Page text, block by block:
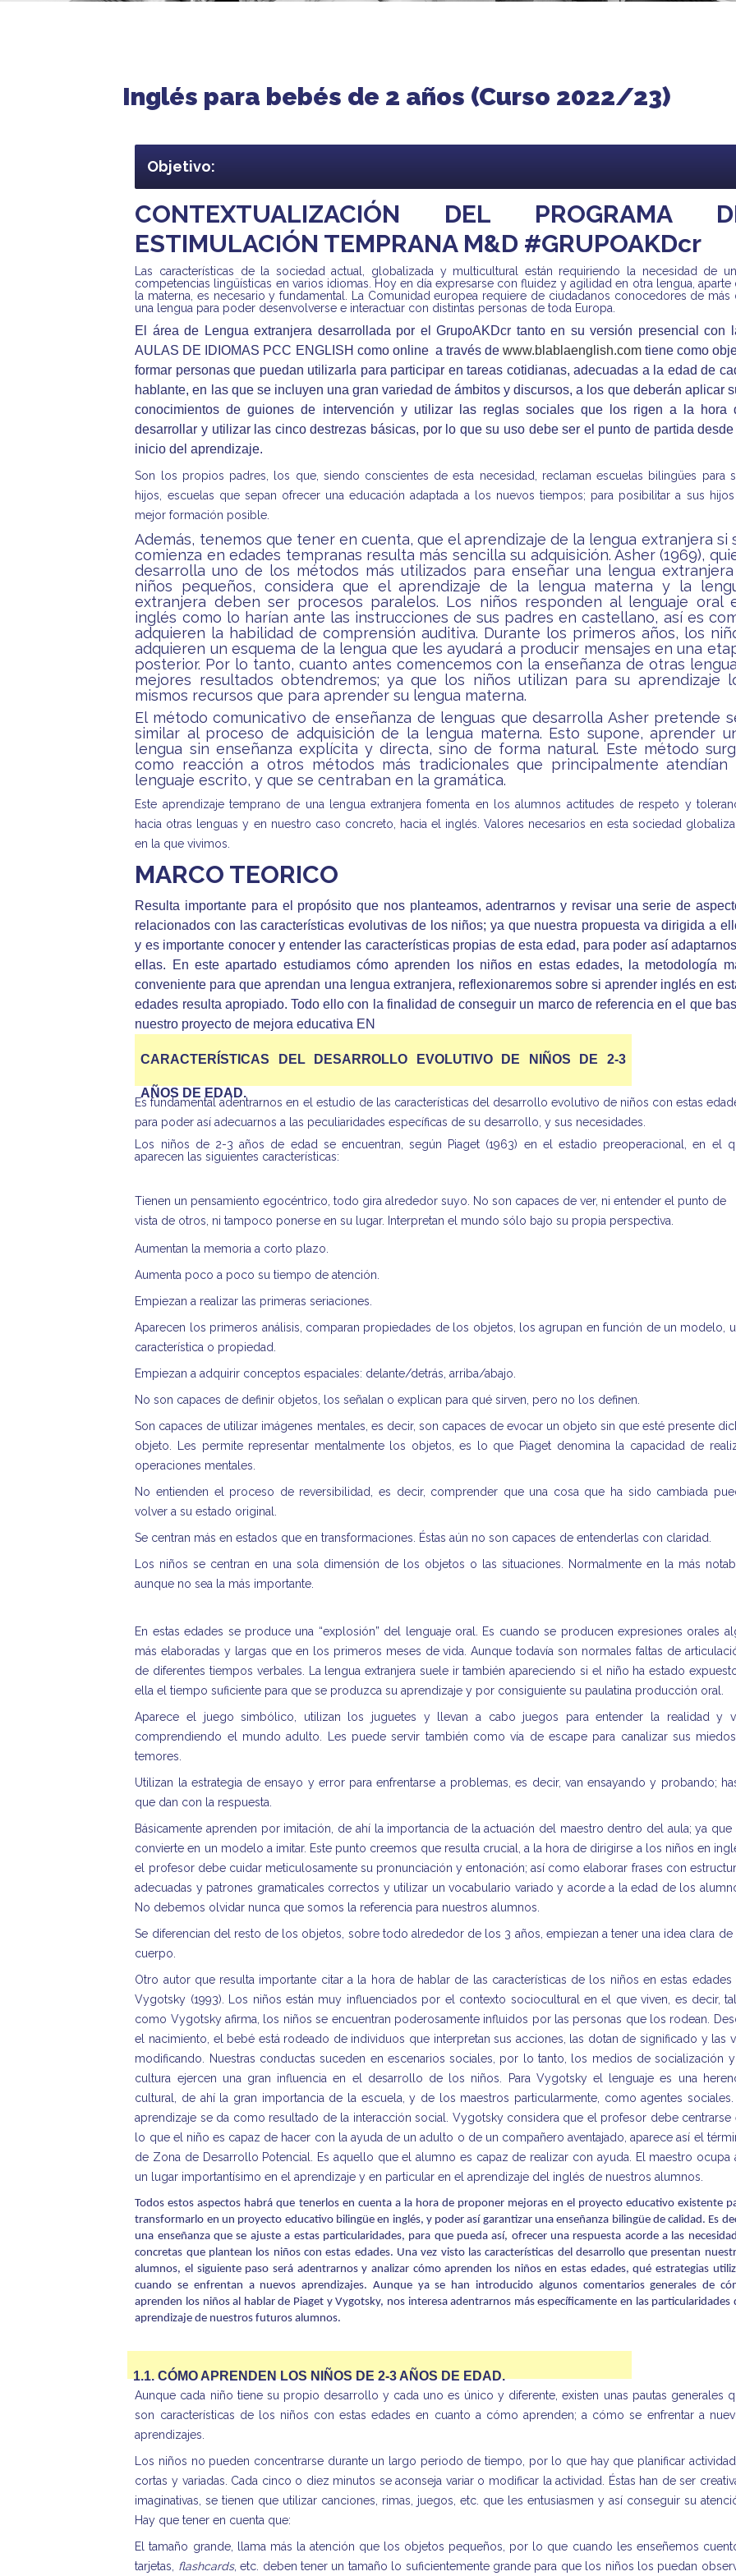
Inglés para bebés de 2 años (Curso 2022/23)
Objetivo:
CONTEXTUALIZACIÓN DEL PROGRAMA
ESTIMULACIÓN TEMPRANA M&D #GRUPOAKDcr
Las características de la sociedad actual, globalizada y multicultural están requiriendo la necesidad de
competencias lingüísticas en varios idiomas. Hoy en día expresarse con fluidez y agilidad en otra lengua, aparte
la materna, es necesario y fundamental. La Comunidad europea requiere de ciudadanos conocedores de más
una lengua para poder desenvolverse e interactuar con distintas personas de toda Europa.
El área de Lengua extranjera desarrollada por el GrupoAKDcr tanto en su versión presencial con
AULAS DE IDIOMAS PCC ENGLISH como online a través de www.blablaenglish.comtiene como
formar personas que puedan utilizarla para participar en tareas cotidianas, adecuadas a la edad de
hablante, en las que se incluyen una gran variedad de ámbitos y discursos, a los que deberán aplicar
conocimientos de guiones de intervención y utilizar las reglas sociales que los rigen a la hora
desarrollar y utilizar las cinco destrezas básicas, por lo que su uso debe ser el punto de partida desde
inicio del aprendizaje.
Son los propios padres, los que, siendo conscientes de esta necesidad, reclaman escuelas bilingües para
hijos, escuelas que sepan ofrecer una educación adaptada a los nuevos tiempos; para posibilitar a sus
mejor formación posible.
Además, tenemos que tener en cuenta, que el aprendizaje de la lengua extranjera si
comienza en edades tempranas resulta más sencilla su adquisición. Asher (1969),
desarrolla uno de los métodos más utilizados para enseñar una lengua
niños pequeños, considera que el aprendizaje de la lengua materna y la
extranjera deben ser procesos paralelos. Los niños responden al lenguaje oral
inglés como lo harían ante las instrucciones de sus padres en castellano, así es
adquieren la habilidad de comprensión auditiva. Durante los primeros años, los
adquieren un esquema de la lengua que les ayudará a producir mensajes en una
posterior. Por lo tanto, cuanto antes comencemos con la enseñanza de otras
mejores resultados obtendremos; ya que los niños utilizan para su aprendizaje
mismos recursos que para aprender su lengua materna.
El método comunicativo de enseñanza de lenguas que desarrolla Asher pretende
similar al proceso de adquisición de la lengua materna. Esto supone, aprender
lengua sin enseñanza explícita y directa, sino de forma natural. Este método
como reacción a otros métodos más tradicionales que principalmente atendían
lenguaje escrito, y que se centraban en la gramática.
Este aprendizaje temprano de una lengua extranjera fomenta en los alumnos actitudes de respeto y
hacia otras lenguas y en nuestro caso concreto, hacia el inglés. Valores necesarios en esta sociedad
en la que vivimos.
MARCO TEORICO
Resulta importante para el propósito que nos planteamos, adentrarnos y revisar una serie de
relacionados con las características evolutivas de los niños; ya que nuestra propuesta va dirigida a
y es importante conocer y entender las características propias de esta edad, para poder así
ellas. En este apartado estudiamos cómo aprenden los niños en estas edades, la metodología
conveniente para que aprendan una lengua extranjera, reflexionaremos sobre si aprender inglés en
edades resulta apropiado. Todo ello con la finalidad de conseguir un marco de referencia en el que
nuestro proyecto de mejora educativa EN
CARACTERÍSTICAS DEL DESARROLLO EVOLUTIVO DE NIÑOS DE 2-3
AÑOS DE EDAD.
Es fundamental adentrarnos en el estudio de las características del desarrollo evolutivo de niños con estas
para poder así adecuarnos a las peculiaridades específicas de su desarrollo, y sus necesidades.
Los niños de 2-3 años de edad se encuentran, según Piaget (1963) en el estadio preoperacional, en el
aparecen las siguientes características:
Tienen un pensamiento egocéntrico, todo gira alrededor suyo. No son capaces de ver, ni entender el punto de
vista de otros, ni tampoco ponerse en su lugar. Interpretan el mundo sólo bajo su propia perspectiva.
Aumentan la memoria a corto plazo.
Aumenta poco a poco su tiempo de atención.
Empiezan a realizar las primeras seriaciones.
Aparecen los primeros análisis, comparan propiedades de los objetos, los agrupan en función de un modelo,
característica o propiedad.
Empiezan a adquirir conceptos espaciales: delante/detrás, arriba/abajo.
No son capaces de definir objetos, los señalan o explican para qué sirven, pero no los definen.
Son capaces de utilizar imágenes mentales, es decir, son capaces de evocar un objeto sin que esté presente
objeto. Les permite representar mentalmente los objetos, es lo que Piaget denomina la capacidad de
operaciones mentales.
No entienden el proceso de reversibilidad, es decir, comprender que una cosa que ha sido cambiada
volver a su estado original.
Se centran más en estados que en transformaciones. Éstas aún no son capaces de entenderlas con claridad.
Los niños se centran en una sola dimensión de los objetos o las situaciones. Normalmente en la más
aunque no sea la más importante.
En estas edades se produce una “explosión” del lenguaje oral. Es cuando se producen expresiones orales
más elaboradas y largas que en los primeros meses de vida. Aunque todavía son normales faltas de
de diferentes tiempos verbales. La lengua extranjera suele ir también apareciendo si el niño ha estado
ella el tiempo suficiente para que se produzca su aprendizaje y por consiguiente su paulatina producción oral.
Aparece el juego simbólico, utilizan los juguetes y llevan a cabo juegos para entender la realidad y
comprendiendo el mundo adulto. Les puede servir también como vía de escape para canalizar sus
temores.
Utilizan la estrategia de ensayo y error para enfrentarse a problemas, es decir, van ensayando y probando;
que dan con la respuesta.
Básicamente aprenden por imitación, de ahí la importancia de la actuación del maestro dentro del aula; ya que
convierte en un modelo a imitar. Este punto creemos que resulta crucial, a la hora de dirigirse a los niños en
el profesor debe cuidar meticulosamente su pronunciación y entonación; así como elaborar frases con
adecuadas y patrones gramaticales correctos y utilizar un vocabulario variado y acorde a la edad de los
No debemos olvidar nunca que somos la referencia para nuestros alumnos.
Se diferencian del resto de los objetos, sobre todo alrededor de los 3 años, empiezan a tener una idea clara de
cuerpo.
Otro autor que resulta importante citar a la hora de hablar de las características de los niños en estas edades
Vygotsky (1993). Los niños están muy influenciados por el contexto sociocultural en el que viven, es decir,
como Vygotsky afirma, los niños se encuentran poderosamente influidos por las personas que los rodean.
el nacimiento, el bebé está rodeado de individuos que interpretan sus acciones, las dotan de significado y las
modificando. Nuestras conductas suceden en escenarios sociales, por lo tanto, los medios de socialización
cultura ejercen una gran influencia en el desarrollo de los niños. Para Vygotsky el lenguaje es una
cultural, de ahí la gran importancia de la escuela, y de los maestros particularmente, como agentes sociales.
aprendizaje se da como resultado de la interacción social. Vygotsky considera que el profesor debe centrarse
lo que el niño es capaz de hacer con la ayuda de un adulto o de un compañero aventajado, aparece así el
de Zona de Desarrollo Potencial. Es aquello que el alumno es capaz de realizar con ayuda. El maestro ocupa
un lugar importantísimo en el aprendizaje y en particular en el aprendizaje del inglés de nuestros alumnos.
Todos estos aspectos habrá que tenerlos en cuenta a la hora de proponer mejoras en el proyecto educativo existente
transformarlo en un proyecto educativo bilingüe en inglés, y poder así garantizar una enseñanza bilingüe de calidad. Es
una enseñanza que se ajuste a estas particularidades, para que pueda así, ofrecer una respuesta acorde a las
concretas que plantean los niños con estas edades. Una vez visto las características del desarrollo que presentan
alumnos, el siguiente paso será adentrarnos y analizar cómo aprenden los niños en estas edades, qué estrategias
cuando se enfrentan a nuevos aprendizajes. Aunque ya se han introducido algunos comentarios generales de
aprenden los niños al hablar de Piaget y Vygotsky, nos interesa adentrarnos más específicamente en las particularidades
aprendizaje de nuestros futuros alumnos.
1.1.CÓMO APRENDEN LOS NIÑOS DE 2-3 AÑOS DE EDAD.
Aunque cada niño tiene su propio desarrollo y cada uno es único y diferente, existen unas pautas generales
son características de los niños con estas edades en cuanto a cómo aprenden; a cómo se enfrentar a
aprendizajes.
Los niños no pueden concentrarse durante un largo periodo de tiempo, por lo que hay que planificar
cortas y variadas. Cada cinco o diez minutos se aconseja variar o modificar la actividad. Éstas han de ser
imaginativas, se tienen que utilizar canciones, rimas, juegos, etc. que les entusiasmen y así conseguir su
Hay que tener en cuenta que:
El tamaño grande, llama más la atención que los objetos pequeños, por lo que cuando les enseñemos
tarjetas, flashcards, etc. deben tener un tamaño lo suficientemente grande para que los niños los puedan